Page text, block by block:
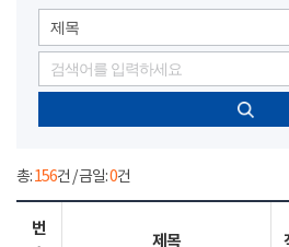
제목
총:156건 / 금일:0건
번
제목